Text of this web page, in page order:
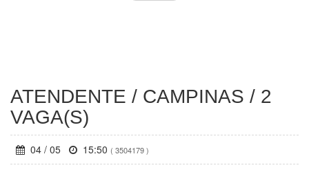
ATENDENTE / CAMPINAS / 2
VAGA(S)
04 / 05 15:50 ( 3504179 )